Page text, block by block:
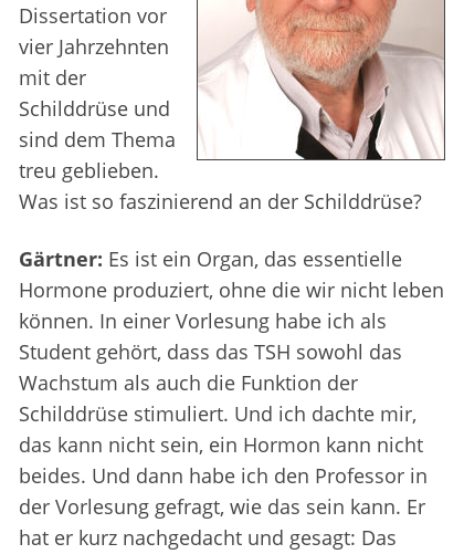
Dissertation vor
vier Jahrzehnten
mit der
Schilddrüse und
sind dem Thema
treu geblieben.
Was ist so faszinierend an der Schilddrüse?
Gärtner: Es ist ein Organ, das essentielle
Hormone produziert, ohne die wir nicht leben
können. In einer Vorlesung habe ich als
Student gehört, dass das TSH sowohl das
Wachstum als auch die Funktion der
Schilddrüse stimuliert. Und ich dachte mir,
das kann nicht sein, ein Hormon kann nicht
beides. Und dann habe ich den Professor in
der Vorlesung gefragt, wie das sein kann. Er
hat er kurz nachgedacht und gesagt: Das